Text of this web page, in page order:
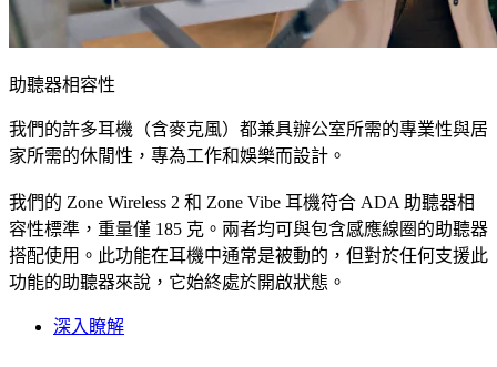
助聽器相容性
我們的許多耳機（含麥克風）都兼具辦公室所需的專業性與居
家所需的休閒性，專為工作和娛樂而設計。
我們的 Zone Wireless 2 和 Zone Vibe 耳機符合 ADA 助聽器相
容性標準，重量僅 185 克。兩者均可與包含感應線圈的助聽器
搭配使用。此功能在耳機中通常是被動的，但對於任何支援此
功能的助聽器來說，它始終處於開啟狀態。
深入瞭解